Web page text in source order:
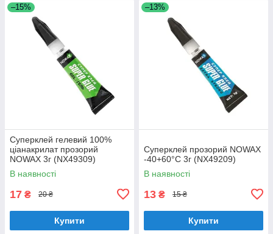
–15%
Суперклей гелевий 100%
ціанакрилат прозорий
NOWAX 3г (NX49309)
В наявності
17 ₴ 20 ₴
Купити
–13%
Суперклей прозорий NOWAX
-40+60°C 3г (NX49209)
В наявності
13 ₴ 15 ₴
Купити